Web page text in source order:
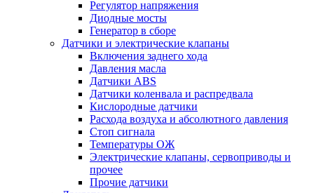
Регулятор напряжения
Диодные мосты
Генератор в сборе
Датчики и электрические клапаны
Включения заднего хода
Давления масла
Датчики ABS
Датчики коленвала и распредвала
Кислородные датчики
Расхода воздуха и абсолютного давления
Стоп сигнала
Температуры ОЖ
Электрические клапаны, сервоприводы и
прочее
Прочие датчики